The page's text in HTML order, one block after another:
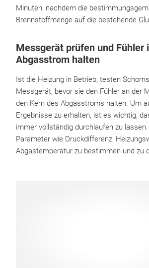
Minuten, nachdem die
Brennstoffmenge auf die bestehende
Messgerät prüfen und Fühler
Abgasstrom halten
Ist die Heizung in Betrieb, testen
Messgerät, bevor sie den Fühler an der
den Kern des Abgasstroms halten. Um
Ergebnisse zu erhalten, ist es wichtig,
immer vollständig durchlaufen zu
Parameter wie Druckdifferenz,
Abgastemperatur zu bestimmen und zu